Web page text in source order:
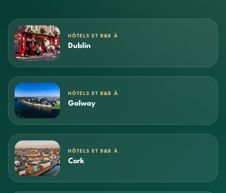
HÔTELS ET B&B À
Dublin
HÔTELS ET B&B À
Galway
HÔTELS ET B&B À
Cork